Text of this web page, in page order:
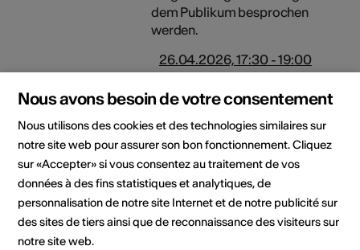
dem Publikum besprochen
werden.
26.04.2026, 17:30 - 19:00
Gespräch Nicolas Witschi –
Felix Grundhöfer
Austausch über
grenzüberschreitende
Zusammenarbeit, Aufbau von
Kunstorten und nachhaltige
kulturelle Vernetzung. Kurt
Nous avons besoin de votre consentement
Nous utilisons des cookies et des technologies similaires sur
notre site web pour assurer son bon fonctionnement. Cliquez
sur «Accepter» si vous consentez au traitement de vos
données à des fins statistiques et analytiques, de
personnalisation de notre site Internet et de notre publicité sur
des sites de tiers ainsi que de reconnaissance des visiteurs sur
notre site web.